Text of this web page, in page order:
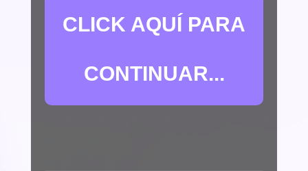
CLICK AQUÍ PARA
CONTINUAR...